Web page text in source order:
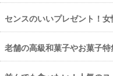
センスのいいプレゼント！
老舗の高級和菓子やお菓子